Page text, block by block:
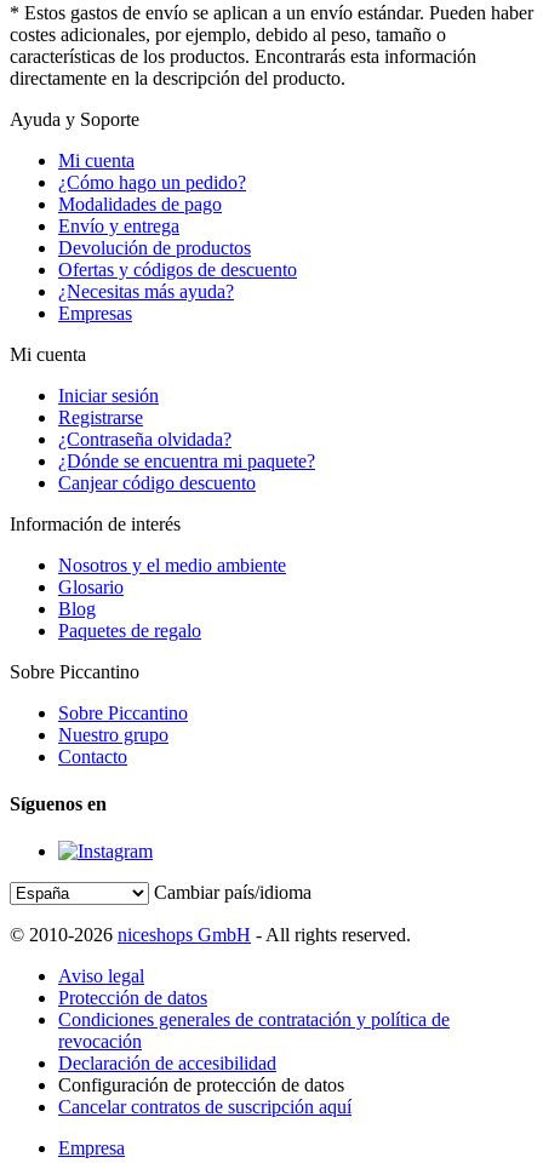
* Estos gastos de envío se aplican a un envío estándar. Pueden haber
costes adicionales, por ejemplo, debido al peso, tamaño o
características de los productos. Encontrarás esta información
directamente en la descripción del producto.
Ayuda y Soporte
Mi cuenta
¿Cómo hago un pedido?
Modalidades de pago
Envío y entrega
Devolución de productos
Ofertas y códigos de descuento
¿Necesitas más ayuda?
Empresas
Mi cuenta
Iniciar sesión
Registrarse
¿Contraseña olvidada?
¿Dónde se encuentra mi paquete?
Canjear código descuento
Información de interés
Nosotros y el medio ambiente
Glosario
Blog
Paquetes de regalo
Sobre Piccantino
Sobre Piccantino
Nuestro grupo
Contacto
Síguenos en
Cambiar país/idioma
© 2010-2026 niceshops GmbH - All rights reserved.
Aviso legal
Protección de datos
Condiciones generales de contratación y política de
revocación
Declaración de accesibilidad
Configuración de protección de datos
Cancelar contratos de suscripción aquí
Empresa